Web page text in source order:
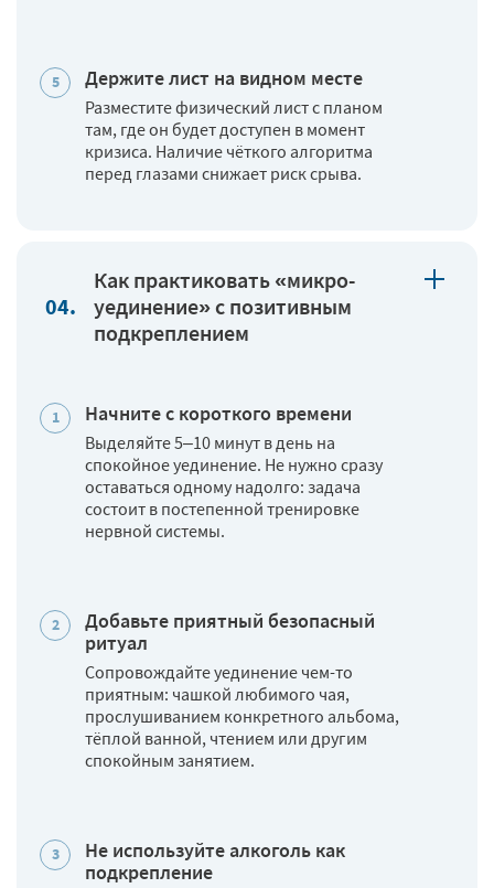
Держите лист на видном месте
Разместите физический лист с планом
там, где он будет доступен в момент
кризиса. Наличие чёткого алгоритма
перед глазами снижает риск срыва.
Как практиковать «микро-
уединение» с позитивным
подкреплением
Начните с короткого времени
Выделяйте 5–10 минут в день на
спокойное уединение. Не нужно сразу
оставаться одному надолго: задача
состоит в постепенной тренировке
нервной системы.
Добавьте приятный безопасный
ритуал
Сопровождайте уединение чем-то
приятным: чашкой любимого чая,
прослушиванием конкретного альбома,
тёплой ванной, чтением или другим
спокойным занятием.
Не используйте алкоголь как
подкрепление